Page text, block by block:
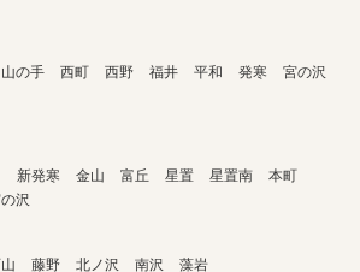
山の手 西町 西野 福井 平和 発寒
宮の沢
新発寒 金山 富丘 星置 星置南
本町
沢
藤野 北ノ沢 南沢 藻岩